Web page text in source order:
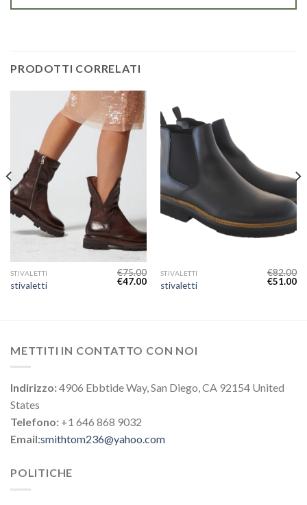
PRODOTTI CORRELATI
STIVALETTI
stivaletti
€75.00
€47.00
STIVALETTI
stivaletti
€82.00
€51.00
METTITI IN CONTATTO CON NOI
Indirizzo:4906 Ebbtide Way, San Diego, CA 92154 United
States
Telefono: +1 646 868 9032
Email:smithtom236@yahoo.com
POLITICHE